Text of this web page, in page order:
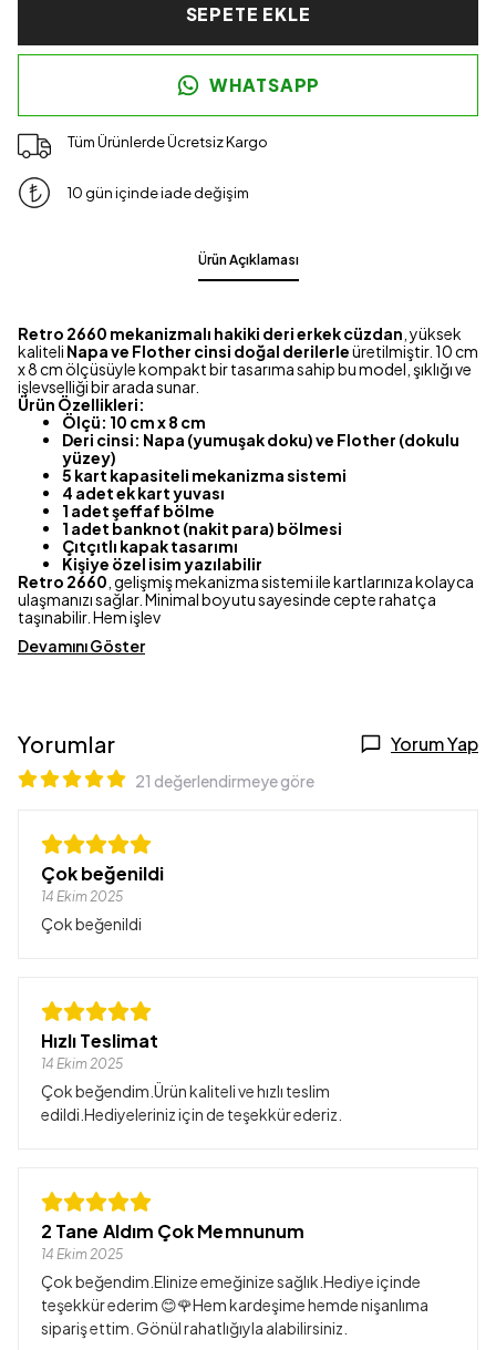
SEPETE EKLE
WHATSAPP
Tüm Ürünlerde Ücretsiz Kargo
10 gün içinde iade değişim
Ürün Açıklaması
Retro 2660 mekanizmalı hakiki deri erkek cüzdan , yüksek
kaliteli Napa ve Flother cinsi doğal derilerleüretilmiştir. 10 cm
x 8 cm ölçüsüyle kompakt bir tasarıma sahip bu model, şıklığı ve
işlevselliği bir arada sunar.
Ürün Özellikleri:
Ölçü: 10 cm x 8 cm
Deri cinsi: Napa (yumuşak doku) ve Flother (dokulu
yüzey)
5 kart kapasiteli mekanizma sistemi
4 adet ek kart yuvası
1 adet şeffaf bölme
1 adet banknot (nakit para) bölmesi
Çıtçıtlı kapak tasarımı
Kişiye özel isim yazılabilir
Retro 2660 , gelişmiş mekanizma sistemi ile kartlarınıza kolayca
ulaşmanızı sağlar. Minimal boyutu sayesinde cepte rahatça
taşınabilir. Hem işlev
Devamını Göster
Yorumlar Yorum Yap
21 değerlendirmeye göre
Çok beğenildi
14 Ekim 2025
Çok beğenildi
Hızlı Teslimat
14 Ekim 2025
Çok beğendim.Ürün kaliteli ve hızlı teslim
edildi.Hediyeleriniz için de teşekkür ederiz.
2 Tane Aldım Çok Memnunum
14 Ekim 2025
Çok beğendim.Elinize emeğinize sağlık.Hediye içinde
teşekkür ederim 😊🌹Hem kardeşime hemde nişanlıma
sipariş ettim. Gönül rahatlığıyla alabilirsiniz.